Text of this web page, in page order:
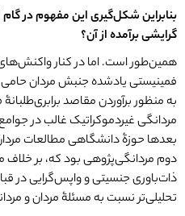
بنابراین شکلگیری این مفهوم در گام
گرایشی برآمده از آن؟
همین‌طور است. اما در کنار
فمینیستی یادشده جنبش مردان
به منظور برآوردن مقاصد
مردانگی غیردموکراتیک غالب در
بعدها حوزۀ دانشگاهی مطالعات
دوم مردانگی‌پژوهی بود که، بر
ذات‌باوری جنسیتی و واپس‌گرایی
تحلیلی‌تر نسبت به مسئلۀ مردان و